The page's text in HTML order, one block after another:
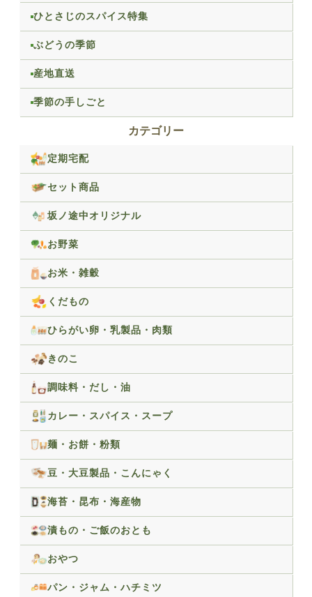
ひとさじのスパイス特集
ぶどうの季節
産地直送
季節の手しごと
カテゴリー
定期宅配
セット商品
坂ノ途中オリジナル
お野菜
お米・雑穀
くだもの
ひらがい卵・乳製品・肉類
きのこ
調味料・だし・油
カレー・スパイス・スープ
麺・お餅・粉類
豆・大豆製品・こんにゃく
海苔・昆布・海産物
漬もの・ご飯のおとも
おやつ
パン・ジャム・ハチミツ